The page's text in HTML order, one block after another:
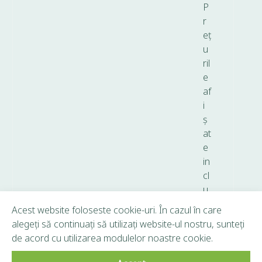
P
r
eț
u
ril
e
af
i
ș
at
e
in
cl
u
T
V
A.
Acest website foloseste cookie-uri. În cazul în care
alegeți să continuați să utilizați website-ul nostru, sunteți
de acord cu utilizarea modulelor noastre cookie.